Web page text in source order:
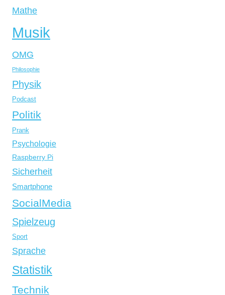
Mathe
Musik
OMG
Philosophie
Physik
Podcast
Politik
Prank
Psychologie
Raspberry Pi
Sicherheit
Smartphone
SocialMedia
Spielzeug
Sport
Sprache
Statistik
Technik